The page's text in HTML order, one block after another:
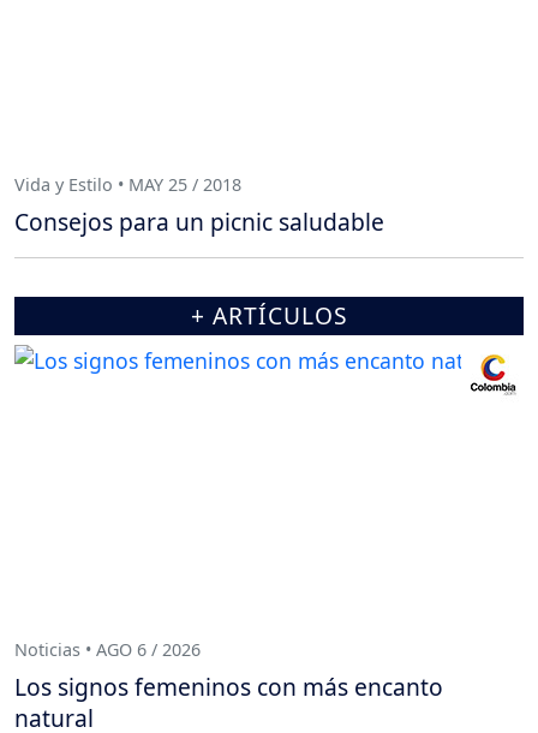
Vida y Estilo • MAY 25 / 2018
Consejos para un picnic saludable
+ ARTÍCULOS
Noticias • AGO 6 / 2026
Los signos femeninos con más encanto
natural